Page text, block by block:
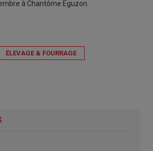
à Chantôme Eguzon.
ÉLEVAGE & FOURRAGE